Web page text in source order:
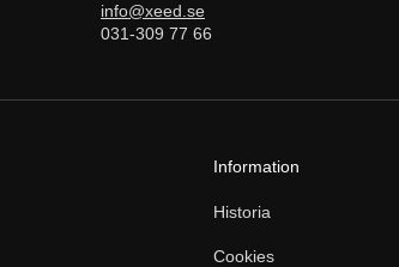
info@xeed.se
031-309 77 66
Information
Historia
Cookies